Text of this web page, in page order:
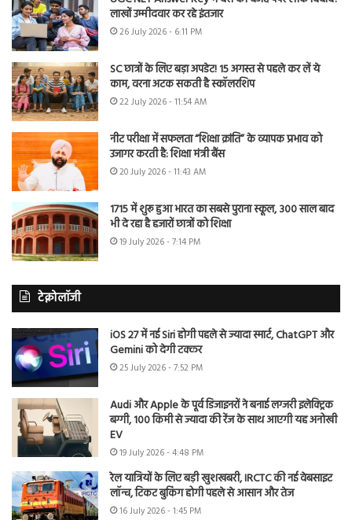
लाखों उम्मीदवार कर रहे इंतजार
26 July 2026 - 6:11 PM
SC छात्रों के लिए बड़ा अपडेट! 15 अगस्त से पहले कर लें ये
काम, वरना अटक सकती है स्कॉलरशिप
22 July 2026 - 11:54 AM
नीट परीक्षा में सफलता “शिक्षा क्रांति” के व्यापक प्रभाव को
उजागर करती है: शिक्षा मंत्री बैंस
20 July 2026 - 11:43 AM
1715 में शुरू हुआ भारत का सबसे पुराना स्कूल, 300 साल बाद
भी दे रहा है हजारों छात्रों को शिक्षा
19 July 2026 - 7:14 PM
टेक्नोलॉजी
iOS 27 में नई Siri होगी पहले से ज्यादा स्मार्ट, ChatGPT और
Gemini को देगी टक्कर
25 July 2026 - 7:52 PM
Audi और Apple के पूर्व डिजाइनरों ने बनाई लग्जरी इलेक्ट्रिक
बग्गी, 100 किमी से ज्यादा की रेंज के साथ आएगी यह अनोखी
EV
19 July 2026 - 4:48 PM
रेल यात्रियों के लिए बड़ी खुशखबरी, IRCTC की नई वेबसाइट
लॉन्च, टिकट बुकिंग होगी पहले से आसान और तेज
16 July 2026 - 1:45 PM